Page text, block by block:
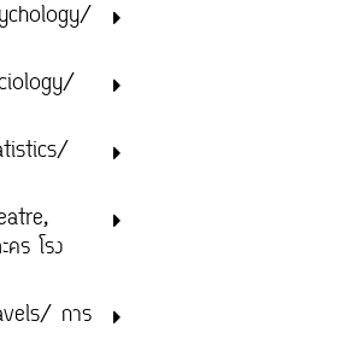
ร โรง
การ